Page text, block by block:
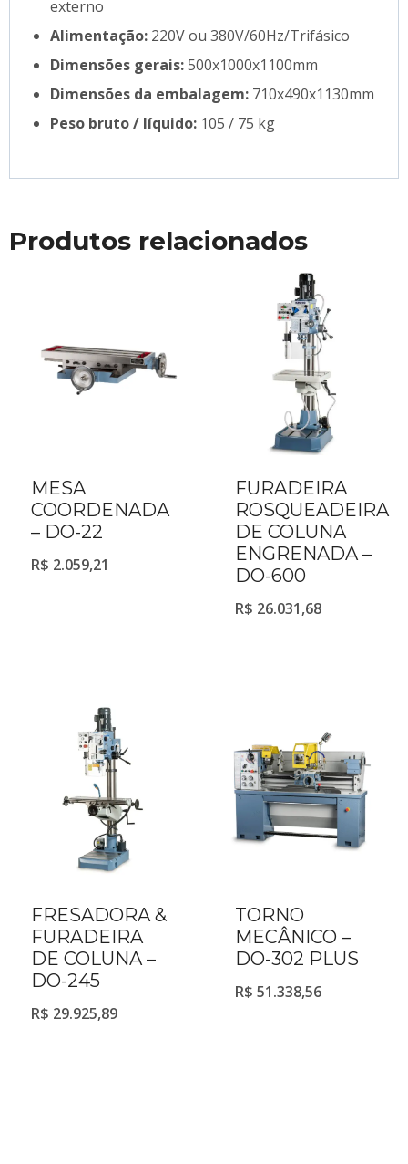
externo
Alimentação: 220V ou 380V/60Hz/Trifásico
Dimensões gerais:500x1000x1100mm
Dimensões da embalagem: 710x490x1130mm
Peso bruto / líquido: 105 / 75 kg
Produtos relacionados
MESA
COORDENADA
– DO-22
R$ 2.059,21
FURADEIRA
ROSQUEADEIRA
DE COLUNA
ENGRENADA –
DO-600
R$ 26.031,68
FRESADORA &
FURADEIRA
DE COLUNA –
DO-245
R$ 29.925,89
TORNO
MECÂNICO –
DO-302 PLUS
R$ 51.338,56